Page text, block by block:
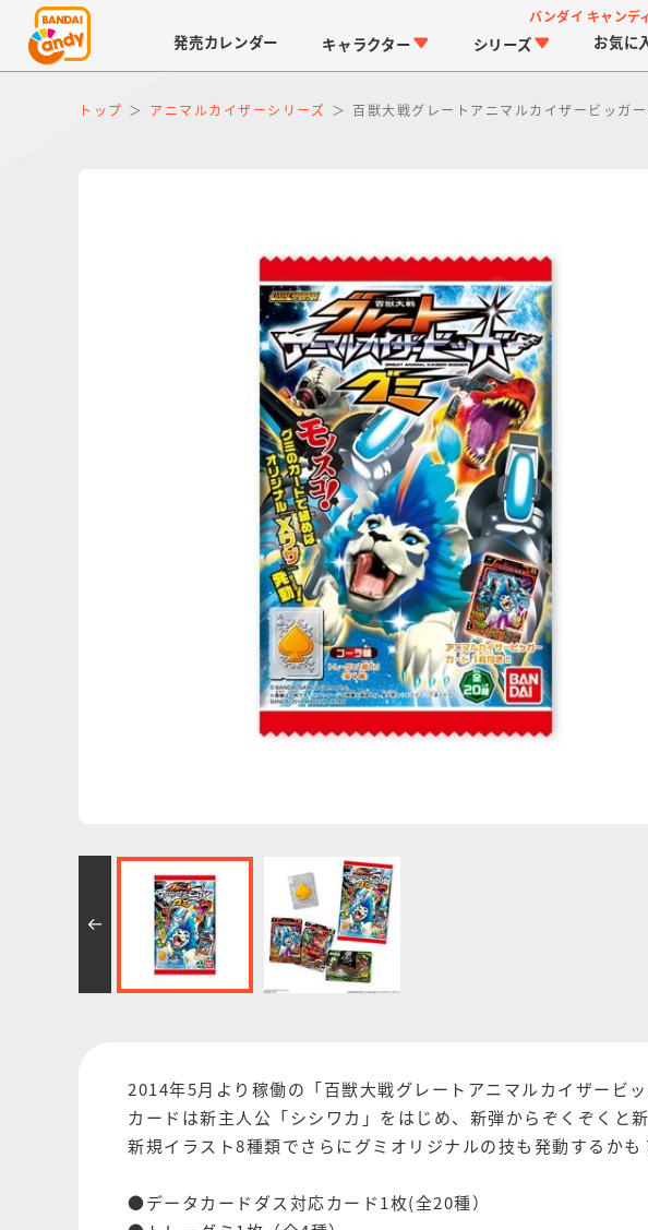
バンダイ キャンデ
発売カレンダー キャラクター
仮面ライダーシリーズ
PROJECT R.E.D.
ーパー戦隊シリー
シリーズ
キャラパキ つりグミ
お気に
トップ アニマルカイザーシリーズ 百獣大戦グレートアニマルカイザービッガー
2014年5月より稼働の「百獣大戦グレートアニマルカイザービ
カードは新主人公「シシワカ」をはじめ、新弾からぞくぞくと
新規イラスト8種類でさらにグミオリジナルの技も発動するか
●データカードダス対応カード1枚(全20種）